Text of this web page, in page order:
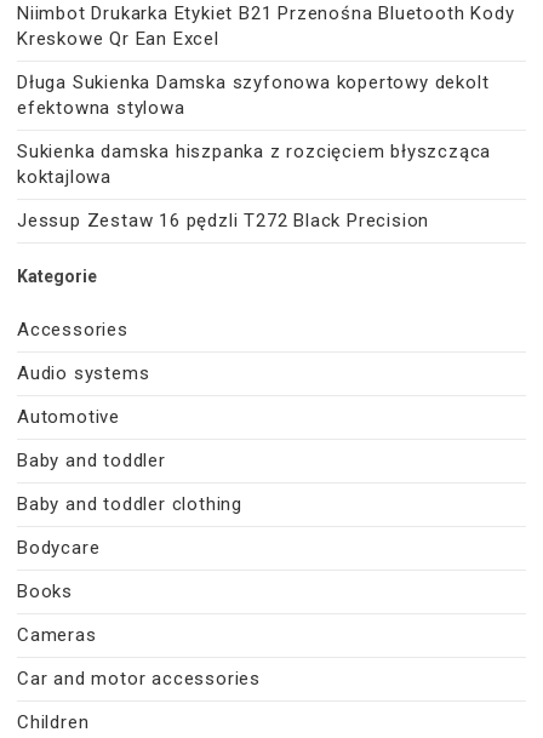
Niimbot Drukarka Etykiet B21 Przenośna Bluetooth Kody
Kreskowe Qr Ean Excel
Długa Sukienka Damska szyfonowa kopertowy dekolt
efektowna stylowa
Sukienka damska hiszpanka z rozcięciem błyszcząca
koktajlowa
Jessup Zestaw 16 pędzli T272 Black Precision
Kategorie
Accessories
Audio systems
Automotive
Baby and toddler
Baby and toddler clothing
Bodycare
Books
Cameras
Car and motor accessories
Children